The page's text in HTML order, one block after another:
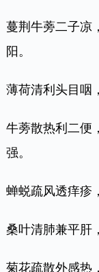
蔓荆牛蒡二子凉
阳。
薄荷清利头目咽
牛蒡散热利二便
强。
蝉蜕疏风透痒疹
桑叶清肺兼平肝
菊花疏散外感热